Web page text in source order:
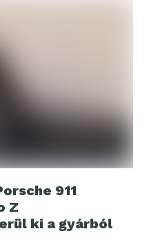
911
Z
ki a gyárból